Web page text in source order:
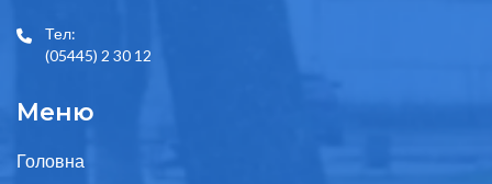
Тел:
(05445) 2 30 12
Меню
Головна